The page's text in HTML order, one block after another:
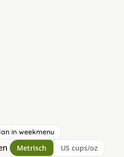
in weekmenu
Metrisch US cups/oz